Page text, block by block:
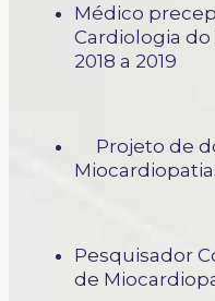
Médico
Cardiologia do
2018 a 2019
Projeto de
Pesquisador
de